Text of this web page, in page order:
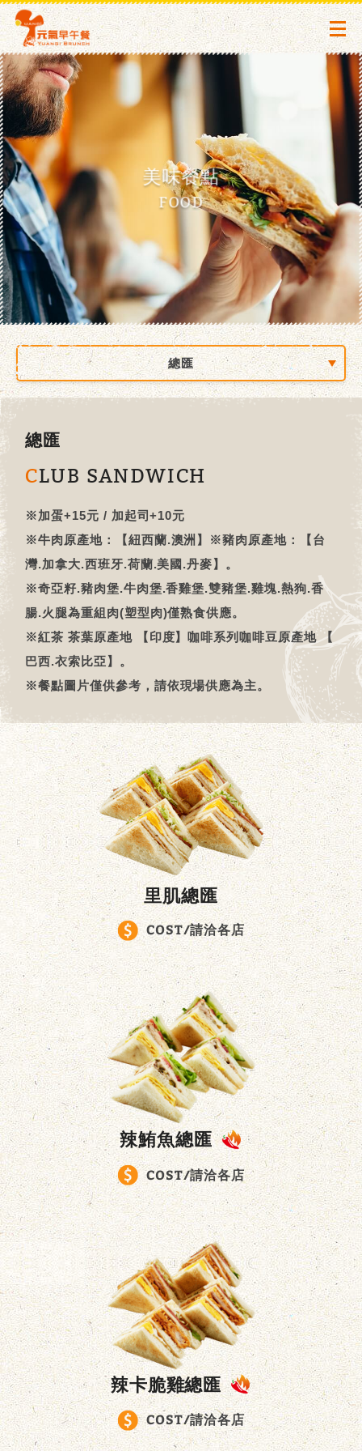
美味餐點
FOOD
總匯
總匯
CLUB SANDWICH
※加蛋+15元 / 加起司+10元
※牛肉原產地：【紐西蘭.澳洲】※豬肉原產地：【台
灣.加拿大.西班牙.荷蘭.美國.丹麥】。
※奇亞籽.豬肉堡.牛肉堡.香雞堡.雙豬堡.雞塊.熱狗.香
腸.火腿為重組肉(塑型肉)僅熟食供應。
※紅茶 茶葉原產地 【印度】咖啡系列咖啡豆原產地 【
巴西.衣索比亞】。
※餐點圖片僅供參考，請依現場供應為主。
里肌總匯
COST/請洽各店
辣鮪魚總匯
COST/請洽各店
辣卡脆雞總匯
COST/請洽各店